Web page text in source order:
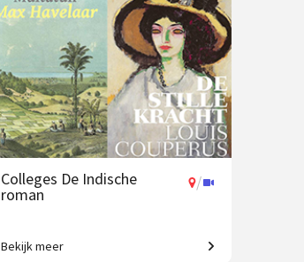
Colleges De Indische
roman
/
Koloniale erfenis in de moderne
Bekijk meer